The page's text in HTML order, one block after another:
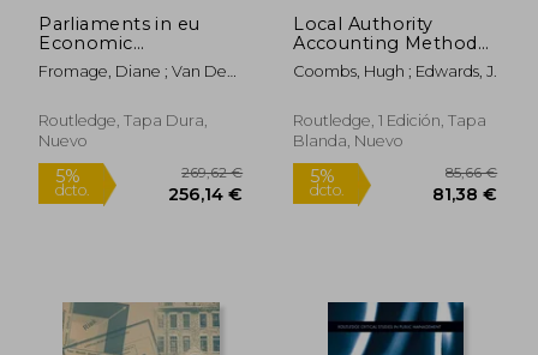
Parliaments in eu
Economic
Governance: Powers,
Potential and Practice
Fromage, Diane ; Van Den
Routledge, Tapa Dura,
Nuevo
Local Authority
Accounting Methods
Volume 1 (Rle
Accounting): The
1908 (en Inglés)
Coombs, Hugh ; Edwards, J.
Routledge, 1 Edición, Tapa
Blanda, Nuevo